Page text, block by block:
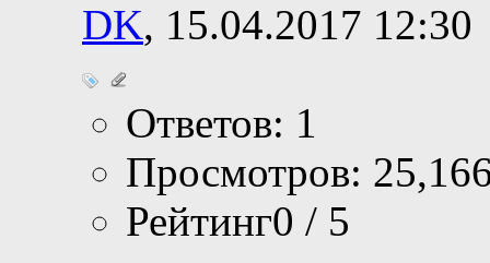
DK, 15.04.2017 12:30
Ответов: 1
Просмотров:
Рейтинг0 / 5